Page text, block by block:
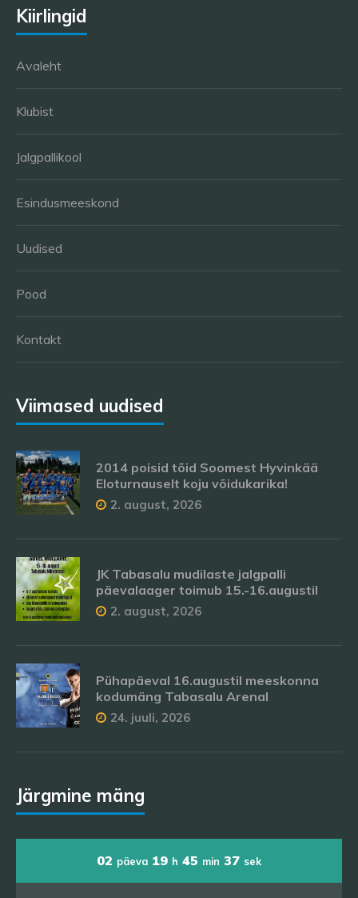
Kiirlingid
Avaleht
Klubist
Jalgpallikool
Esindusmeeskond
Uudised
Pood
Kontakt
Viimased uudised
2014 poisid tõid Soomest Hyvinkää
Eloturnauselt koju võidukarika!
2. august, 2026
JK Tabasalu mudilaste jalgpalli
päevalaager toimub 15.-16.augustil
2. august, 2026
Pühapäeval 16.augustil meeskonna
kodumäng Tabasalu Arenal
24. juuli, 2026
Järgmine mäng
02 päeva 19 h 45 min 37 sek